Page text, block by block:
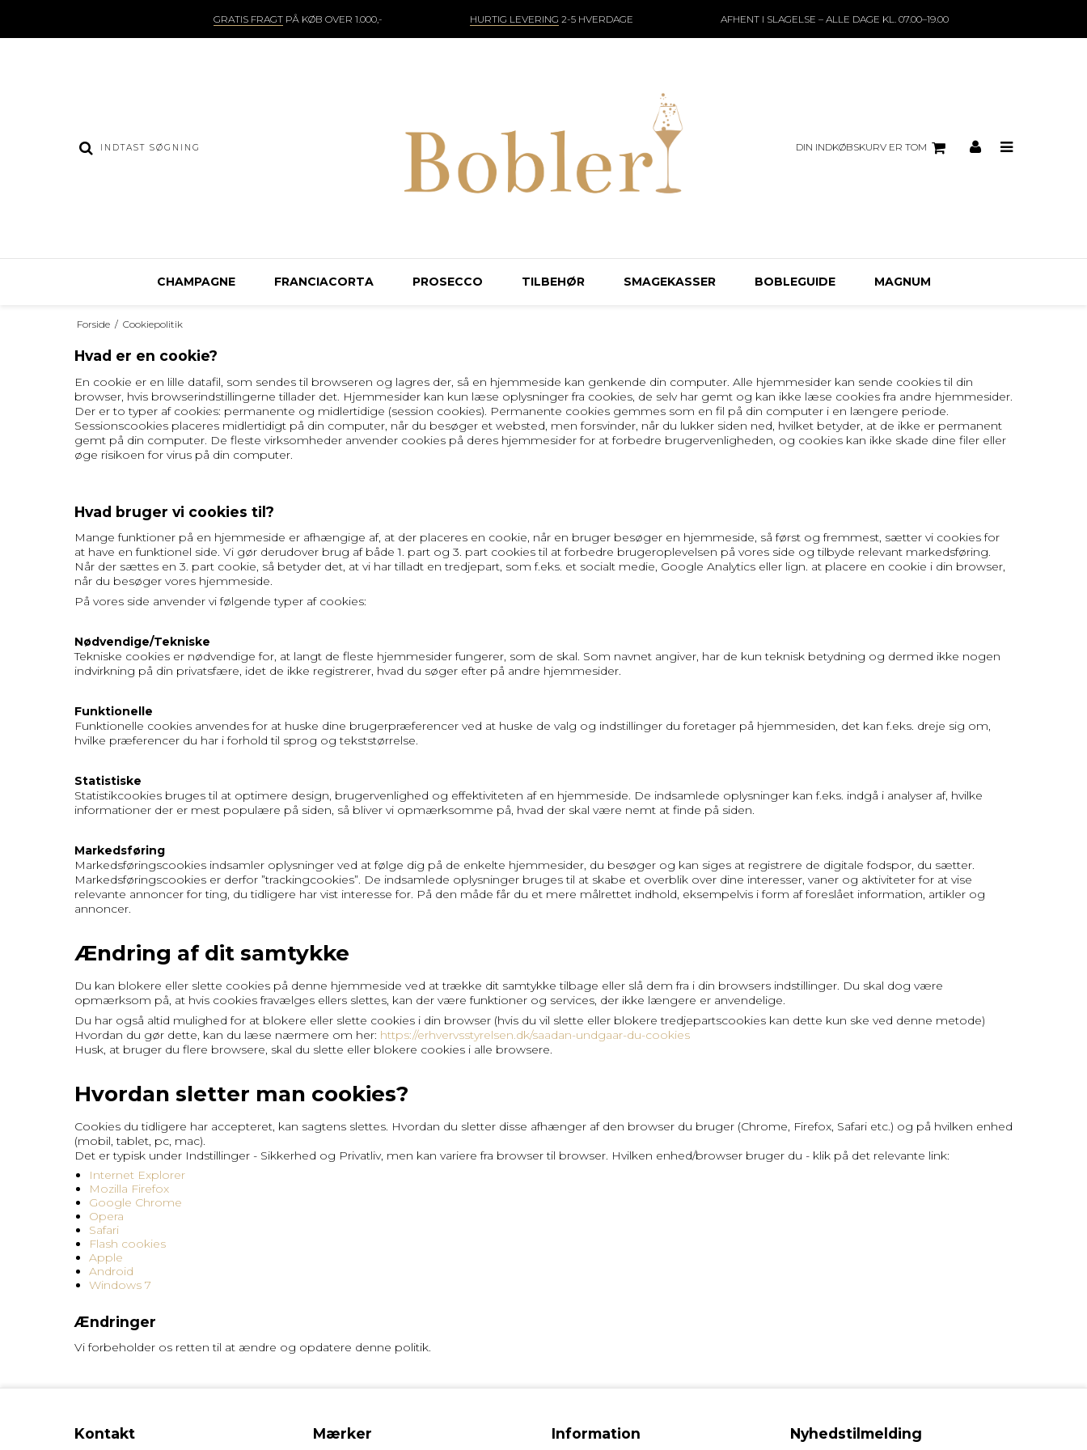
GRATIS FRAGTPÅ KØB OVER 1.000,- HURTIG LEVERING 2-5 HVERDAGE AFHENT I SLAGELSE – ALLE DAGE KL. 07.00–19.00
DIN INDKØBSKURV ER TOM
CHAMPAGNE FRANCIACORTA PROSECCO TILBEHØR SMAGEKASSER BOBLEGUIDE MAGNUM
Forside / Cookiepolitik
Hvad er en cookie?
En cookie er en lille datafil, som sendes til browseren og lagres der, så en hjemmeside kan genkende din computer. Alle hjemmesider kan sende cookies til din
browser, hvis browserindstillingerne tillader det. Hjemmesider kan kun læse oplysninger fra cookies, de selv har gemt og kan ikke læse cookies fra andre hjemmesider.
Der er to typer af cookies: permanente og midlertidige (session cookies). Permanente cookies gemmes som en fil på din computer i en længere periode.
Sessionscookies placeres midlertidigt på din computer, når du besøger et websted, men forsvinder, når du lukker siden ned, hvilket betyder, at de ikke er permanent
gemt på din computer. De fleste virksomheder anvender cookies på deres hjemmesider for at forbedre brugervenligheden, og cookies kan ikke skade dine filer eller
øge risikoen for virus på din computer.
Hvad bruger vi cookies til?
Mange funktioner på en hjemmeside er afhængige af, at der placeres en cookie, når en bruger besøger en hjemmeside, så først og fremmest, sætter vi cookies for
at have en funktionel side. Vi gør derudover brug af både 1. part og 3. part cookies til at forbedre brugeroplevelsen på vores side og tilbyde relevant markedsføring.
Når der sættes en 3. part cookie, så betyder det, at vi har tilladt en tredjepart, som f.eks. et socialt medie, Google Analytics eller lign. at placere en cookie i din browser,
når du besøger vores hjemmeside.
På vores side anvender vi følgende typer af cookies:
Nødvendige/Tekniske
Tekniske cookies er nødvendige for, at langt de fleste hjemmesider fungerer, som de skal. Som navnet angiver, har de kun teknisk betydning og dermed ikke nogen
indvirkning på din privatsfære, idet de ikke registrerer, hvad du søger efter på andre hjemmesider.
Funktionelle
Funktionelle cookies anvendes for at huske dine brugerpræferencer ved at huske de valg og indstillinger du foretager på hjemmesiden, det kan f.eks. dreje sig om,
hvilke præferencer du har i forhold til sprog og tekststørrelse.
Statistiske
Statistikcookies bruges til at optimere design, brugervenlighed og effektiviteten af en hjemmeside. De indsamlede oplysninger kan f.eks. indgå i analyser af, hvilke
informationer der er mest populære på siden, så bliver vi opmærksomme på, hvad der skal være nemt at finde på siden.
Markedsføring
Markedsføringscookies indsamler oplysninger ved at følge dig på de enkelte hjemmesider, du besøger og kan siges at registrere de digitale fodspor, du sætter.
Markedsføringscookies er derfor ”trackingcookies”. De indsamlede oplysninger bruges til at skabe et overblik over dine interesser, vaner og aktiviteter for at vise
relevante annoncer for ting, du tidligere har vist interesse for. På den måde får du et mere målrettet indhold, eksempelvis i form af foreslået information, artikler og
annoncer.
Ændring af dit samtykke
Du kan blokere eller slette cookies på denne hjemmeside ved at trække dit samtykke tilbage eller slå dem fra i din browsers indstillinger. Du skal dog være
opmærksom på, at hvis cookies fravælges ellers slettes, kan der være funktioner og services, der ikke længere er anvendelige.
Du har også altid mulighed for at blokere eller slette cookies i din browser (hvis du vil slette eller blokere tredjepartscookies kan dette kun ske ved denne metode)
Hvordan du gør dette, kan du læse nærmere om her: https://erhvervsstyrelsen.dk/saadan-undgaar-du-cookies
Husk, at bruger du flere browsere, skal du slette eller blokere cookies i alle browsere.
Hvordan sletter man cookies?
Cookies du tidligere har accepteret, kan sagtens slettes. Hvordan du sletter disse afhænger af den browser du bruger (Chrome, Firefox, Safari etc.) og på hvilken enhed
(mobil, tablet, pc, mac).
Det er typisk under Indstillinger - Sikkerhed og Privatliv, men kan variere fra browser til browser. Hvilken enhed/browser bruger du - klik på det relevante link:
Internet Explorer
Mozilla Firefox
Google Chrome
Opera
Safari
Flash cookies
Apple
Android
Windows 7
Ændringer
Vi forbeholder os retten til at ændre og opdatere denne politik.
Kontakt Mærker Information Nyhedstilmelding